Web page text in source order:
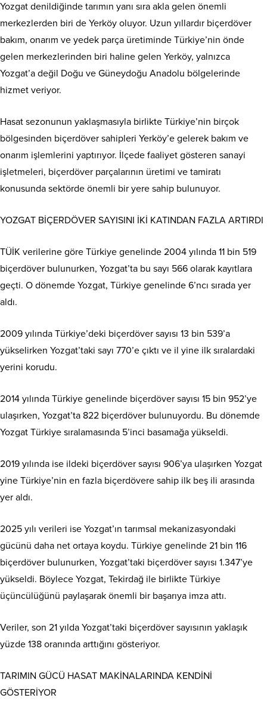
Yozgat denildiğinde tarımın yanı sıra akla gelen önemli
merkezlerden biri de Yerköy oluyor. Uzun yıllardır biçerdöver
bakım, onarım ve yedek parça üretiminde Türkiye’nin önde
gelen merkezlerinden biri haline gelen Yerköy, yalnızca
Yozgat’a değil Doğu ve Güneydoğu Anadolu bölgelerinde
hizmet veriyor.
Hasat sezonunun yaklaşmasıyla birlikte Türkiye’nin birçok
bölgesinden biçerdöver sahipleri Yerköy’e gelerek bakım ve
onarım işlemlerini yaptırıyor. İlçede faaliyet gösteren sanayi
işletmeleri, biçerdöver parçalarının üretimi ve tamiratı
konusunda sektörde önemli bir yere sahip bulunuyor.
YOZGAT BİÇERDÖVER SAYISINI İKİ KATINDAN FAZLA ARTIRDI
TÜİK verilerine göre Türkiye genelinde 2004 yılında 11 bin 519
biçerdöver bulunurken, Yozgat’ta bu sayı 566 olarak kayıtlara
geçti. O dönemde Yozgat, Türkiye genelinde 6’ncı sırada yer
aldı.
2009 yılında Türkiye’deki biçerdöver sayısı 13 bin 539’a
yükselirken Yozgat’taki sayı 770’e çıktı ve il yine ilk sıralardaki
yerini korudu.
2014 yılında Türkiye genelinde biçerdöver sayısı 15 bin 952’ye
ulaşırken, Yozgat’ta 822 biçerdöver bulunuyordu. Bu dönemde
Yozgat Türkiye sıralamasında 5’inci basamağa yükseldi.
2019 yılında ise ildeki biçerdöver sayısı 906’ya ulaşırken Yozgat
yine Türkiye’nin en fazla biçerdövere sahip ilk beş ili arasında
yer aldı.
2025 yılı verileri ise Yozgat’ın tarımsal mekanizasyondaki
gücünü daha net ortaya koydu. Türkiye genelinde 21 bin 116
biçerdöver bulunurken, Yozgat’taki biçerdöver sayısı 1.347’ye
yükseldi. Böylece Yozgat, Tekirdağ ile birlikte Türkiye
üçüncülüğünü paylaşarak önemli bir başarıya imza attı.
Veriler, son 21 yılda Yozgat’taki biçerdöver sayısının yaklaşık
yüzde 138 oranında arttığını gösteriyor.
TARIMIN GÜCÜ HASAT MAKİNALARINDA KENDİNİ
GÖSTERİYOR